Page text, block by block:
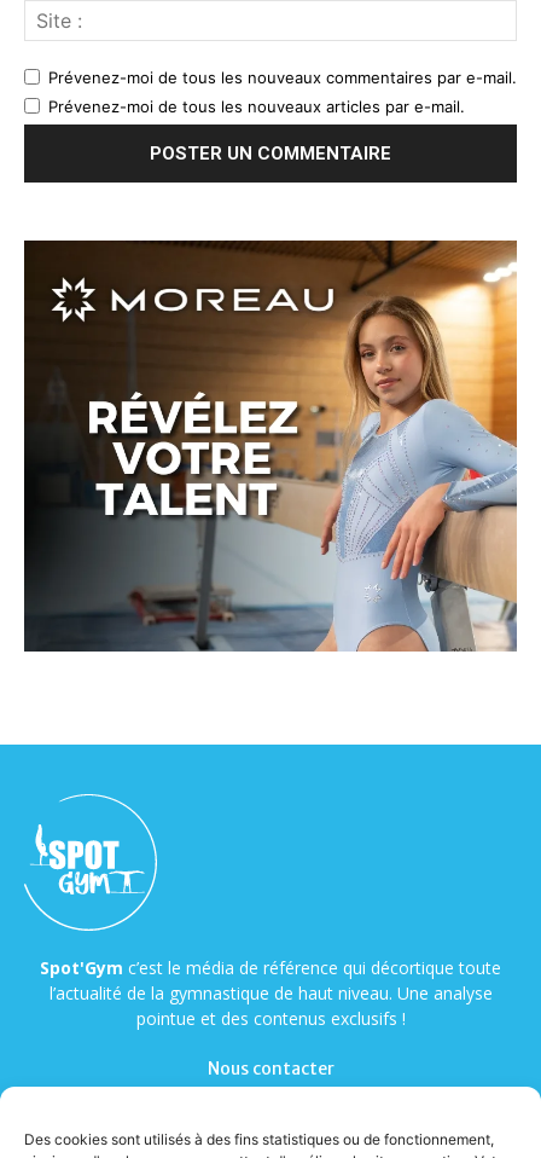
Des cookies sont utilisés à des fins statistiques ou de fonctionnement,
Prévenez-moi de tous les nouveaux commentaires par e-mail.
Prévenez-moi de tous les nouveaux articles par e-mail.
Spot'Gym c’est le média de référence qui décortique toute
l’actualité de la gymnastique de haut niveau. Une analyse
pointue et des contenus exclusifs !
Nous contacter